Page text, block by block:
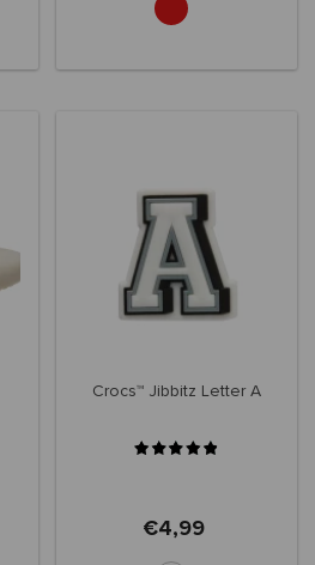
Crocs™ Jibbitz Letter A
€4,99